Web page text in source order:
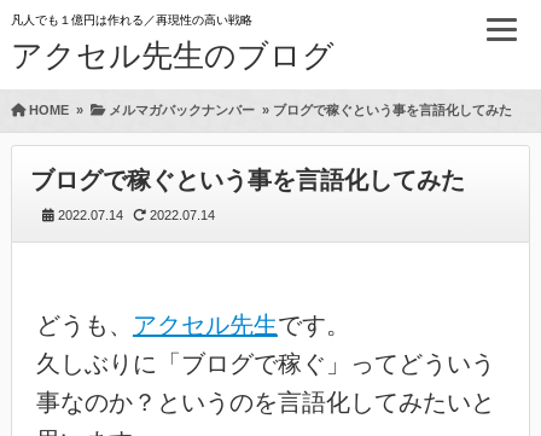
凡人でも１億円は作れる／再現性の高い戦略
アクセル先生のブログ
HOME» メルマガバックナンバー» ブログで稼ぐという事を言語化してみた
ブログで稼ぐという事を言語化してみた
2022.07.14 2022.07.14
どうも、 アクセル先生です。
久しぶりに「ブログで稼ぐ」ってどういう
事なのか？というのを言語化してみたいと